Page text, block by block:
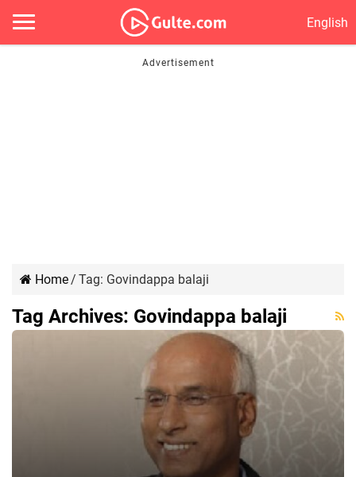
English
Home/ Tag: Govindappa balaji
Tag Archives: Govindappa balaji